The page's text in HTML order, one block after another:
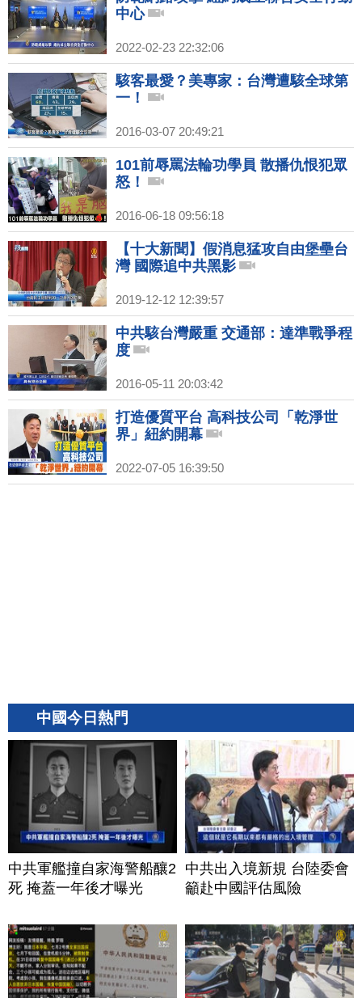
中心
2022-02-23 22:32:06
駭客最愛？美專家：台灣遭駭全球第
一！
2016-03-07 20:49:21
101前辱罵法輪功學員 散播仇恨犯眾
怒！
2016-06-18 09:56:18
【十大新聞】假消息猛攻自由堡壘台
灣 國際追中共黑影
2019-12-12 12:39:57
中共駭台灣嚴重 交通部：達準戰爭程
度
2016-05-11 20:03:42
打造優質平台 高科技公司「乾淨世
界」紐約開幕
2022-07-05 16:39:50
中國今日熱門
中共軍艦撞自家海警船釀2
死 掩蓋一年後才曝光
中共出入境新規 台陸委會
籲赴中國評估風險